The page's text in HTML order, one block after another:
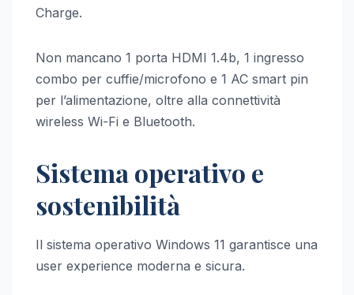
Charge.
Non mancano 1 porta HDMI 1.4b, 1 ingresso
combo per cuffie/microfono e 1 AC smart pin
per l’alimentazione, oltre alla connettività
wireless Wi-Fi e Bluetooth.
Sistema operativo e
sostenibilità
Il sistema operativo Windows 11 garantisce una
user experience moderna e sicura.